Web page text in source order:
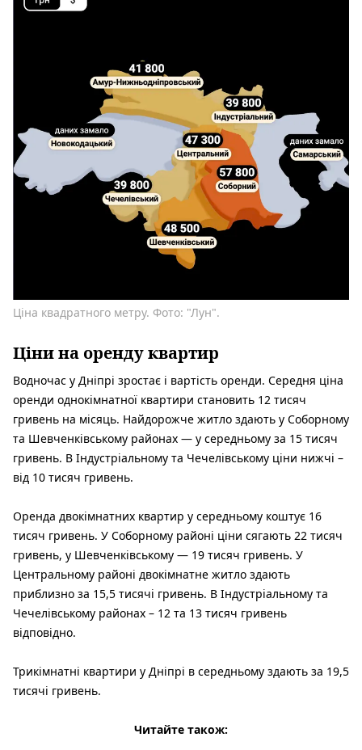
Ціна квадратного метру. Фото: "Лун".
Ціни на оренду квартир
Водночас у Дніпрі зростає і вартість оренди. Середня ціна
оренди однокімнатної квартири становить 12 тисяч
гривень на місяць. Найдорожче житло здають у Соборному
та Шевченківському районах — у середньому за 15 тисяч
гривень. В Індустріальному та Чечелівському ціни нижчі –
від 10 тисяч гривень.
Оренда двокімнатних квартир у середньому коштує 16
тисяч гривень. У Соборному районі ціни сягають 22 тисяч
гривень, у Шевченківському — 19 тисяч гривень. У
Центральному районі двокімнатне житло здають
приблизно за 15,5 тисячі гривень. В Індустріальному та
Чечелівському районах – 12 та 13 тисяч гривень
відповідно.
Трикімнатні квартири у Дніпрі в середньому здають за 19,5
тисячі гривень.
Читайте також: